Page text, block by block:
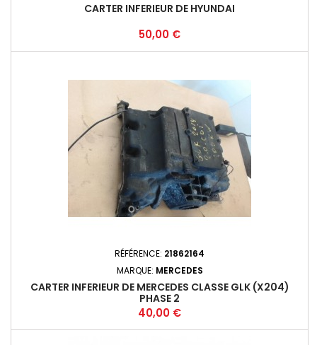
CARTER INFERIEUR DE HYUNDAI
Prix
50,00 €
RÉFÉRENCE: 21862164
MARQUE: MERCEDES
CARTER INFERIEUR DE MERCEDES CLASSE GLK (X204)
PHASE 2
Prix
40,00 €